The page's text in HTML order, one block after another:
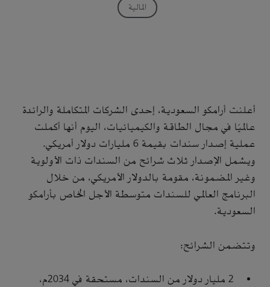
المالية
أعلنت أرامكو السعودية، إحدى الشركات المتكاملة والرائدة
عالميًا في مجال الطاقة والكيميائيات، اليوم أنها أكملت
عملية إصدار سندات بقيمة 6 مليارات دولار أمريكي.
ويشمل الإصدار ثلاث شرائح من السندات ذات الأولوية
وغير المضمونة، مقومة بالدولار الأمريكي، من خلال
البرنامج العالمي للسندات متوسطة الأجل الخاص بأرامكو
السعودية.
وتتضمن الشرائح:
2 مليار دولار من السندات، مستحقة في 2034م،